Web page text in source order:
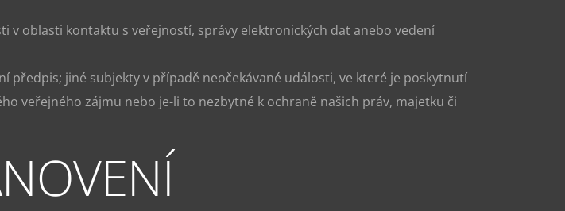
v oblasti kontaktu s veřejností, správy elektronických dat anebo vedení
předpis; jiné subjekty v případě neočekávané události, ve které je poskytnutí
veřejného zájmu nebo je-li to nezbytné k ochraně našich práv, majetku či